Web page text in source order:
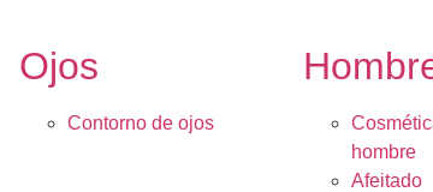
Ojos
Contorno de ojos
hombre
Afeitado